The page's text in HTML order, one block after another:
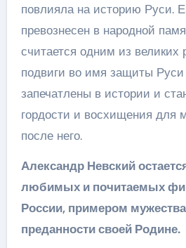
повлияла на историю Руси.
превознесен в народной
считается одним из великих
подвиги во имя защиты
запечатлены в истории и
гордости и восхищения для
после него.
Александр Невский
любимых и почитаемых
России, примером
преданности своей Родине.